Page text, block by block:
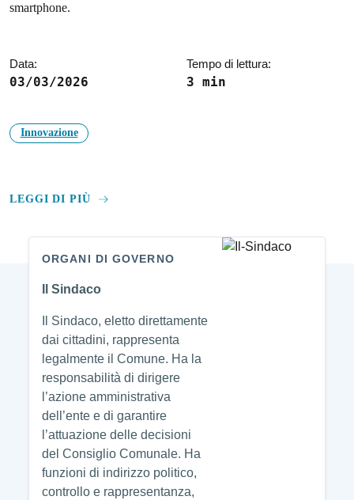
smartphone.
Data:
03/03/2026
Tempo di lettura:
3 min
Innovazione
LEGGI DI PIÙ
Amministrazione
ORGANI DI GOVERNO
Il Sindaco
Il Sindaco, eletto direttamente
dai cittadini, rappresenta
legalmente il Comune. Ha la
responsabilità di dirigere
l’azione amministrativa
dell’ente e di garantire
l’attuazione delle decisioni
del Consiglio Comunale. Ha
funzioni di indirizzo politico,
controllo e rappresentanza,